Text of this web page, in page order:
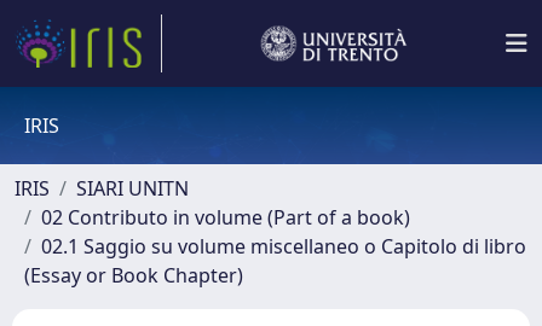
IRIS
IRIS
SIARI UNITN
02 Contributo in volume (Part of a book)
02.1 Saggio su volume miscellaneo o Capitolo di libro
(Essay or Book Chapter)